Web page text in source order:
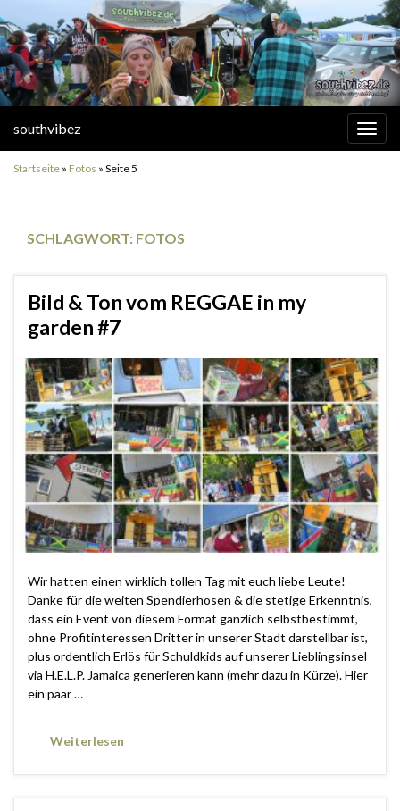
southvibez
Startseite » Fotos » Seite 5
SCHLAGWORT: FOTOS
Bild & Ton vom REGGAE in my
garden #7
Wir hatten einen wirklich tollen Tag mit euch liebe Leute!
Danke für die weiten Spendierhosen & die stetige Erkenntnis,
dass ein Event von diesem Format gänzlich selbstbestimmt,
ohne Profitinteressen Dritter in unserer Stadt darstellbar ist,
plus ordentlich Erlös für Schuldkids auf unserer Lieblingsinsel
via H.E.L.P. Jamaica generieren kann (mehr dazu in Kürze). Hier
ein paar …
Weiterlesen